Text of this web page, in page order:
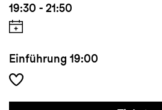
19:30 - 21:50
Einführung 19:00